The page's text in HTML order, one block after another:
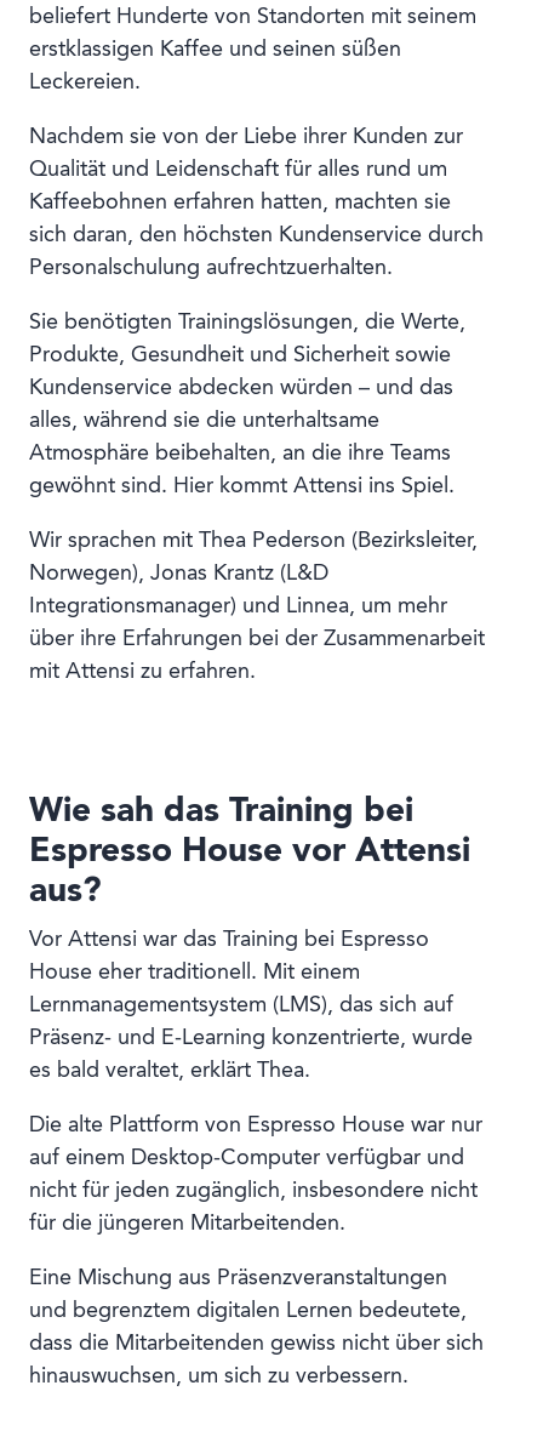
beliefert Hunderte von Standorten mit seinem
erstklassigen Kaffee und seinen süßen
Leckereien.
Nachdem sie von der Liebe ihrer Kunden zur
Qualität und Leidenschaft für alles rund um
Kaffeebohnen erfahren hatten, machten sie
sich daran, den höchsten Kundenservice durch
Personalschulung aufrechtzuerhalten.
Sie benötigten Trainingslösungen, die Werte,
Produkte, Gesundheit und Sicherheit sowie
Kundenservice abdecken würden – und das
alles, während sie die unterhaltsame
Atmosphäre beibehalten, an die ihre Teams
gewöhnt sind. Hier kommt Attensi ins Spiel.
Wir sprachen mit Thea Pederson (Bezirksleiter,
Norwegen), Jonas Krantz (L&D
Integrationsmanager) und Linnea, um mehr
über ihre Erfahrungen bei der Zusammenarbeit
mit Attensi zu erfahren.
Wie sah das Training bei
Espresso House vor Attensi
aus?
Vor Attensi war das Training bei Espresso
House eher traditionell. Mit einem
Lernmanagementsystem (LMS), das sich auf
Präsenz- und E-Learning konzentrierte, wurde
es bald veraltet, erklärt Thea.
Die alte Plattform von Espresso House war nur
auf einem Desktop-Computer verfügbar und
nicht für jeden zugänglich, insbesondere nicht
für die jüngeren Mitarbeitenden.
Eine Mischung aus Präsenzveranstaltungen
und begrenztem digitalen Lernen bedeutete,
dass die Mitarbeitenden gewiss nicht über sich
hinauswuchsen, um sich zu verbessern.